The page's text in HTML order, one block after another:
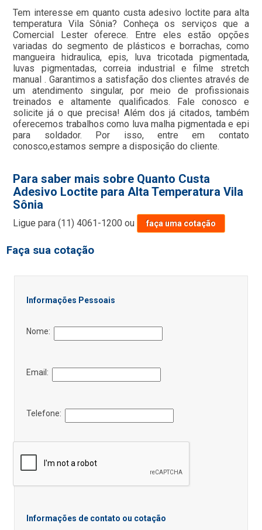
Tem interesse em quanto custa adesivo loctite para alta
temperatura Vila Sônia? Conheça os serviços que a
Comercial Lester oferece. Entre eles estão opções
variadas do segmento de plásticos e borrachas, como
mangueira hidraulica, epis, luva tricotada pigmentada,
luvas pigmentadas, correia industrial e filme stretch
manual . Garantimos a satisfação dos clientes através de
um atendimento singular, por meio de profissionais
treinados e altamente qualificados. Fale conosco e
solicite já o que precisa! Além dos já citados, também
oferecemos trabalhos como luva malha pigmentada e epi
para soldador. Por isso, entre em contato
conosco,estamos sempre a disposição do cliente.
Para saber mais sobre Quanto Custa
Adesivo Loctite para Alta Temperatura Vila
Sônia
Ligue para(11) 4061-1200 ou faça uma cotação
Faça sua cotação
Informações Pessoais
Nome:
Email:
Telefone:
Informações de contato ou cotação